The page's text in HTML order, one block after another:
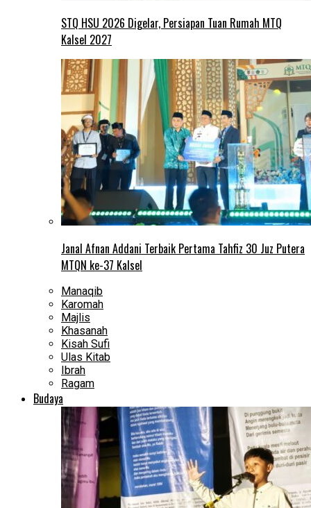
STQ HSU 2026 Digelar, Persiapan Tuan Rumah MTQ
Kalsel 2027
Janal Afnan Addani Terbaik Pertama Tahfiz 30 Juz Putera
MTQN ke-37 Kalsel
Manaqib
Karomah
Majlis
Khasanah
Kisah Sufi
Ulas Kitab
Ibrah
Ragam
Budaya